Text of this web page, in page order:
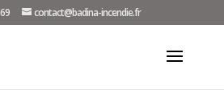
contact@badina-incendie.fr